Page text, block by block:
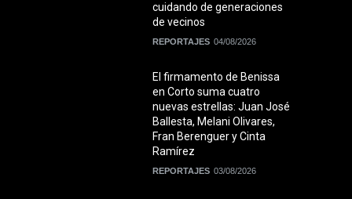
cuidando de generaciones
de vecinos
REPORTAJES 04/08/2026
El firmamento de Benissa
en Corto suma cuatro
nuevas estrellas: Juan José
Ballesta, Melani Olivares,
Fran Berenguer y Cinta
Ramírez
REPORTAJES 03/08/2026